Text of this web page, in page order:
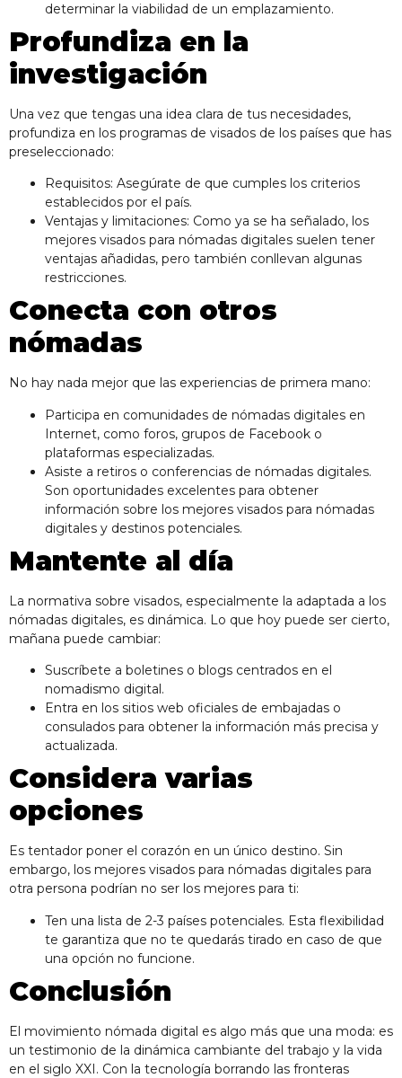
determinar la viabilidad de un emplazamiento.
Profundiza en la
investigación
Una vez que tengas una idea clara de tus necesidades,
profundiza en los programas de visados de los países que has
preseleccionado:
Requisitos: Asegúrate de que cumples los criterios
establecidos por el país.
Ventajas y limitaciones: Como ya se ha señalado, los
mejores visados para nómadas digitales suelen tener
ventajas añadidas, pero también conllevan algunas
restricciones.
Conecta con otros
nómadas
No hay nada mejor que las experiencias de primera mano:
Participa en comunidades de nómadas digitales en
Internet, como foros, grupos de Facebook o
plataformas especializadas.
Asiste a retiros o conferencias de nómadas digitales.
Son oportunidades excelentes para obtener
información sobre los mejores visados para nómadas
digitales y destinos potenciales.
Mantente al día
La normativa sobre visados, especialmente la adaptada a los
nómadas digitales, es dinámica. Lo que hoy puede ser cierto,
mañana puede cambiar:
Suscríbete a boletines o blogs centrados en el
nomadismo digital.
Entra en los sitios web oficiales de embajadas o
consulados para obtener la información más precisa y
actualizada.
Considera varias
opciones
Es tentador poner el corazón en un único destino. Sin
embargo, los mejores visados para nómadas digitales para
otra persona podrían no ser los mejores para ti:
Ten una lista de 2-3 países potenciales. Esta flexibilidad
te garantiza que no te quedarás tirado en caso de que
una opción no funcione.
Conclusión
El movimiento nómada digital es algo más que una moda: es
un testimonio de la dinámica cambiante del trabajo y la vida
en el siglo XXI. Con la tecnología borrando las fronteras